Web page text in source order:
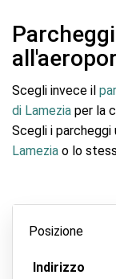
Scegli invece il
di Lamezia per la
Scegli i
Lamezia o lo
Posizione
Indirizzo